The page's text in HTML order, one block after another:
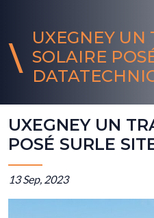
UXEGNEY UN
SOLAIRE
UXEGNEY UN
POSÉ SURLE
13 Sep, 2023